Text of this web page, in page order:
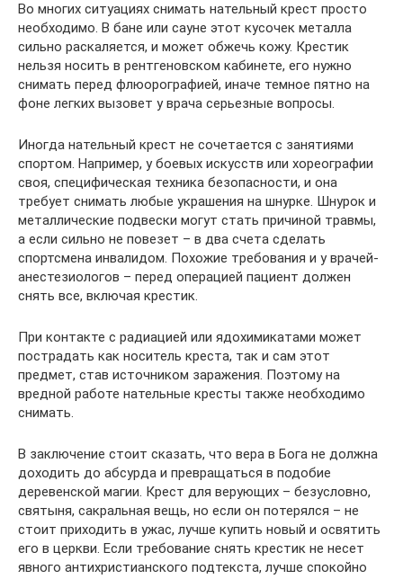
Во многих ситуациях снимать нательный крест просто
необходимо. В бане или сауне этот кусочек металла
сильно раскаляется, и может обжечь кожу. Крестик
нельзя носить в рентгеновском кабинете, его нужно
снимать перед флюорографией, иначе темное пятно на
фоне легких вызовет у врача серьезные вопросы.
Иногда нательный крест не сочетается с занятиями
спортом. Например, у боевых искусств или хореографии
своя, специфическая техника безопасности, и она
требует снимать любые украшения на шнурке. Шнурок и
металлические подвески могут стать причиной травмы,
а если сильно не повезет – в два счета сделать
спортсмена инвалидом. Похожие требования и у врачей-
анестезиологов – перед операцией пациент должен
снять все, включая крестик.
При контакте с радиацией или ядохимикатами может
пострадать как носитель креста, так и сам этот
предмет, став источником заражения. Поэтому на
вредной работе нательные кресты также необходимо
снимать.
В заключение стоит сказать, что вера в Бога не должна
доходить до абсурда и превращаться в подобие
деревенской магии. Крест для верующих – безусловно,
святыня, сакральная вещь, но если он потерялся – не
стоит приходить в ужас, лучше купить новый и освятить
его в церкви. Если требование снять крестик не несет
явного антихристианского подтекста, лучше спокойно